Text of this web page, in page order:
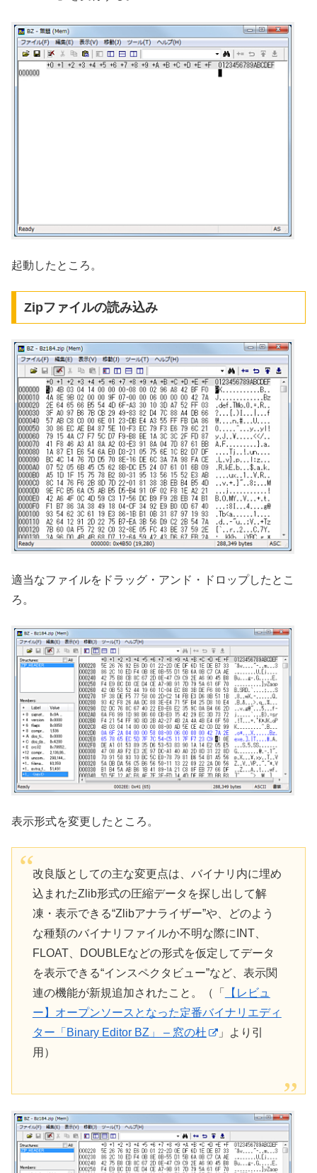
起動したところ。
Zipファイルの読み込み
適当なファイルをドラッグ・アンド・ドロップしたとこ
ろ。
表示形式を変更したところ。
改良版としての主な変更点は、バイナリ内に埋め
込まれたZlib形式の圧縮データを探し出して解
凍・表示できる“Zlibアナライザー”や、どのよう
な種類のバイナリファイルか不明な際にINT、
FLOAT、DOUBLEなどの形式を仮定してデータ
を表示できる“インスペクタビュー”など、表示関
連の機能が新規追加されたこと。（「
【レビュ
ー】オープンソースとなった定番バイナリエディ
ター「Binary Editor BZ」 – 窓の杜
」より引
用）